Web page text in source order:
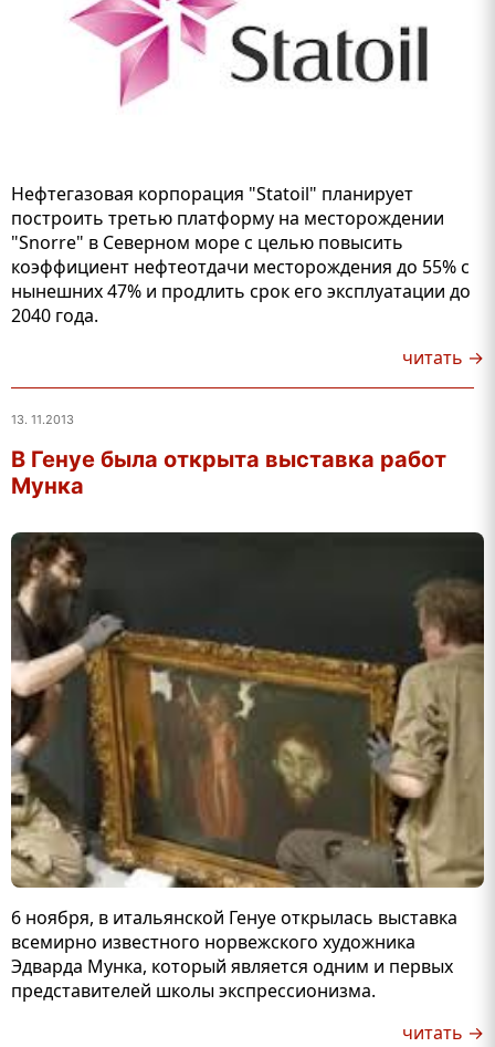
Нефтегазовая корпорация "Statoil" планирует
построить третью платформу на месторождении
"Snorre" в Северном море с целью повысить
коэффициент нефтеотдачи месторождения до 55% с
нынешних 47% и продлить срок его эксплуатации до
2040 года.
читать →
13. 11.2013
В Генуе была открыта выставка работ
Мунка
6 ноября, в итальянской Генуе открылась выставка
всемирно известного норвежского художника
Эдварда Мунка, который является одним и первых
представителей школы экспрессионизма.
читать →